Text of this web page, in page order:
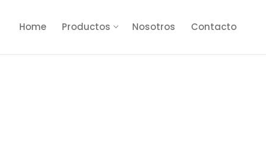
Home Productos Nosotros Contacto